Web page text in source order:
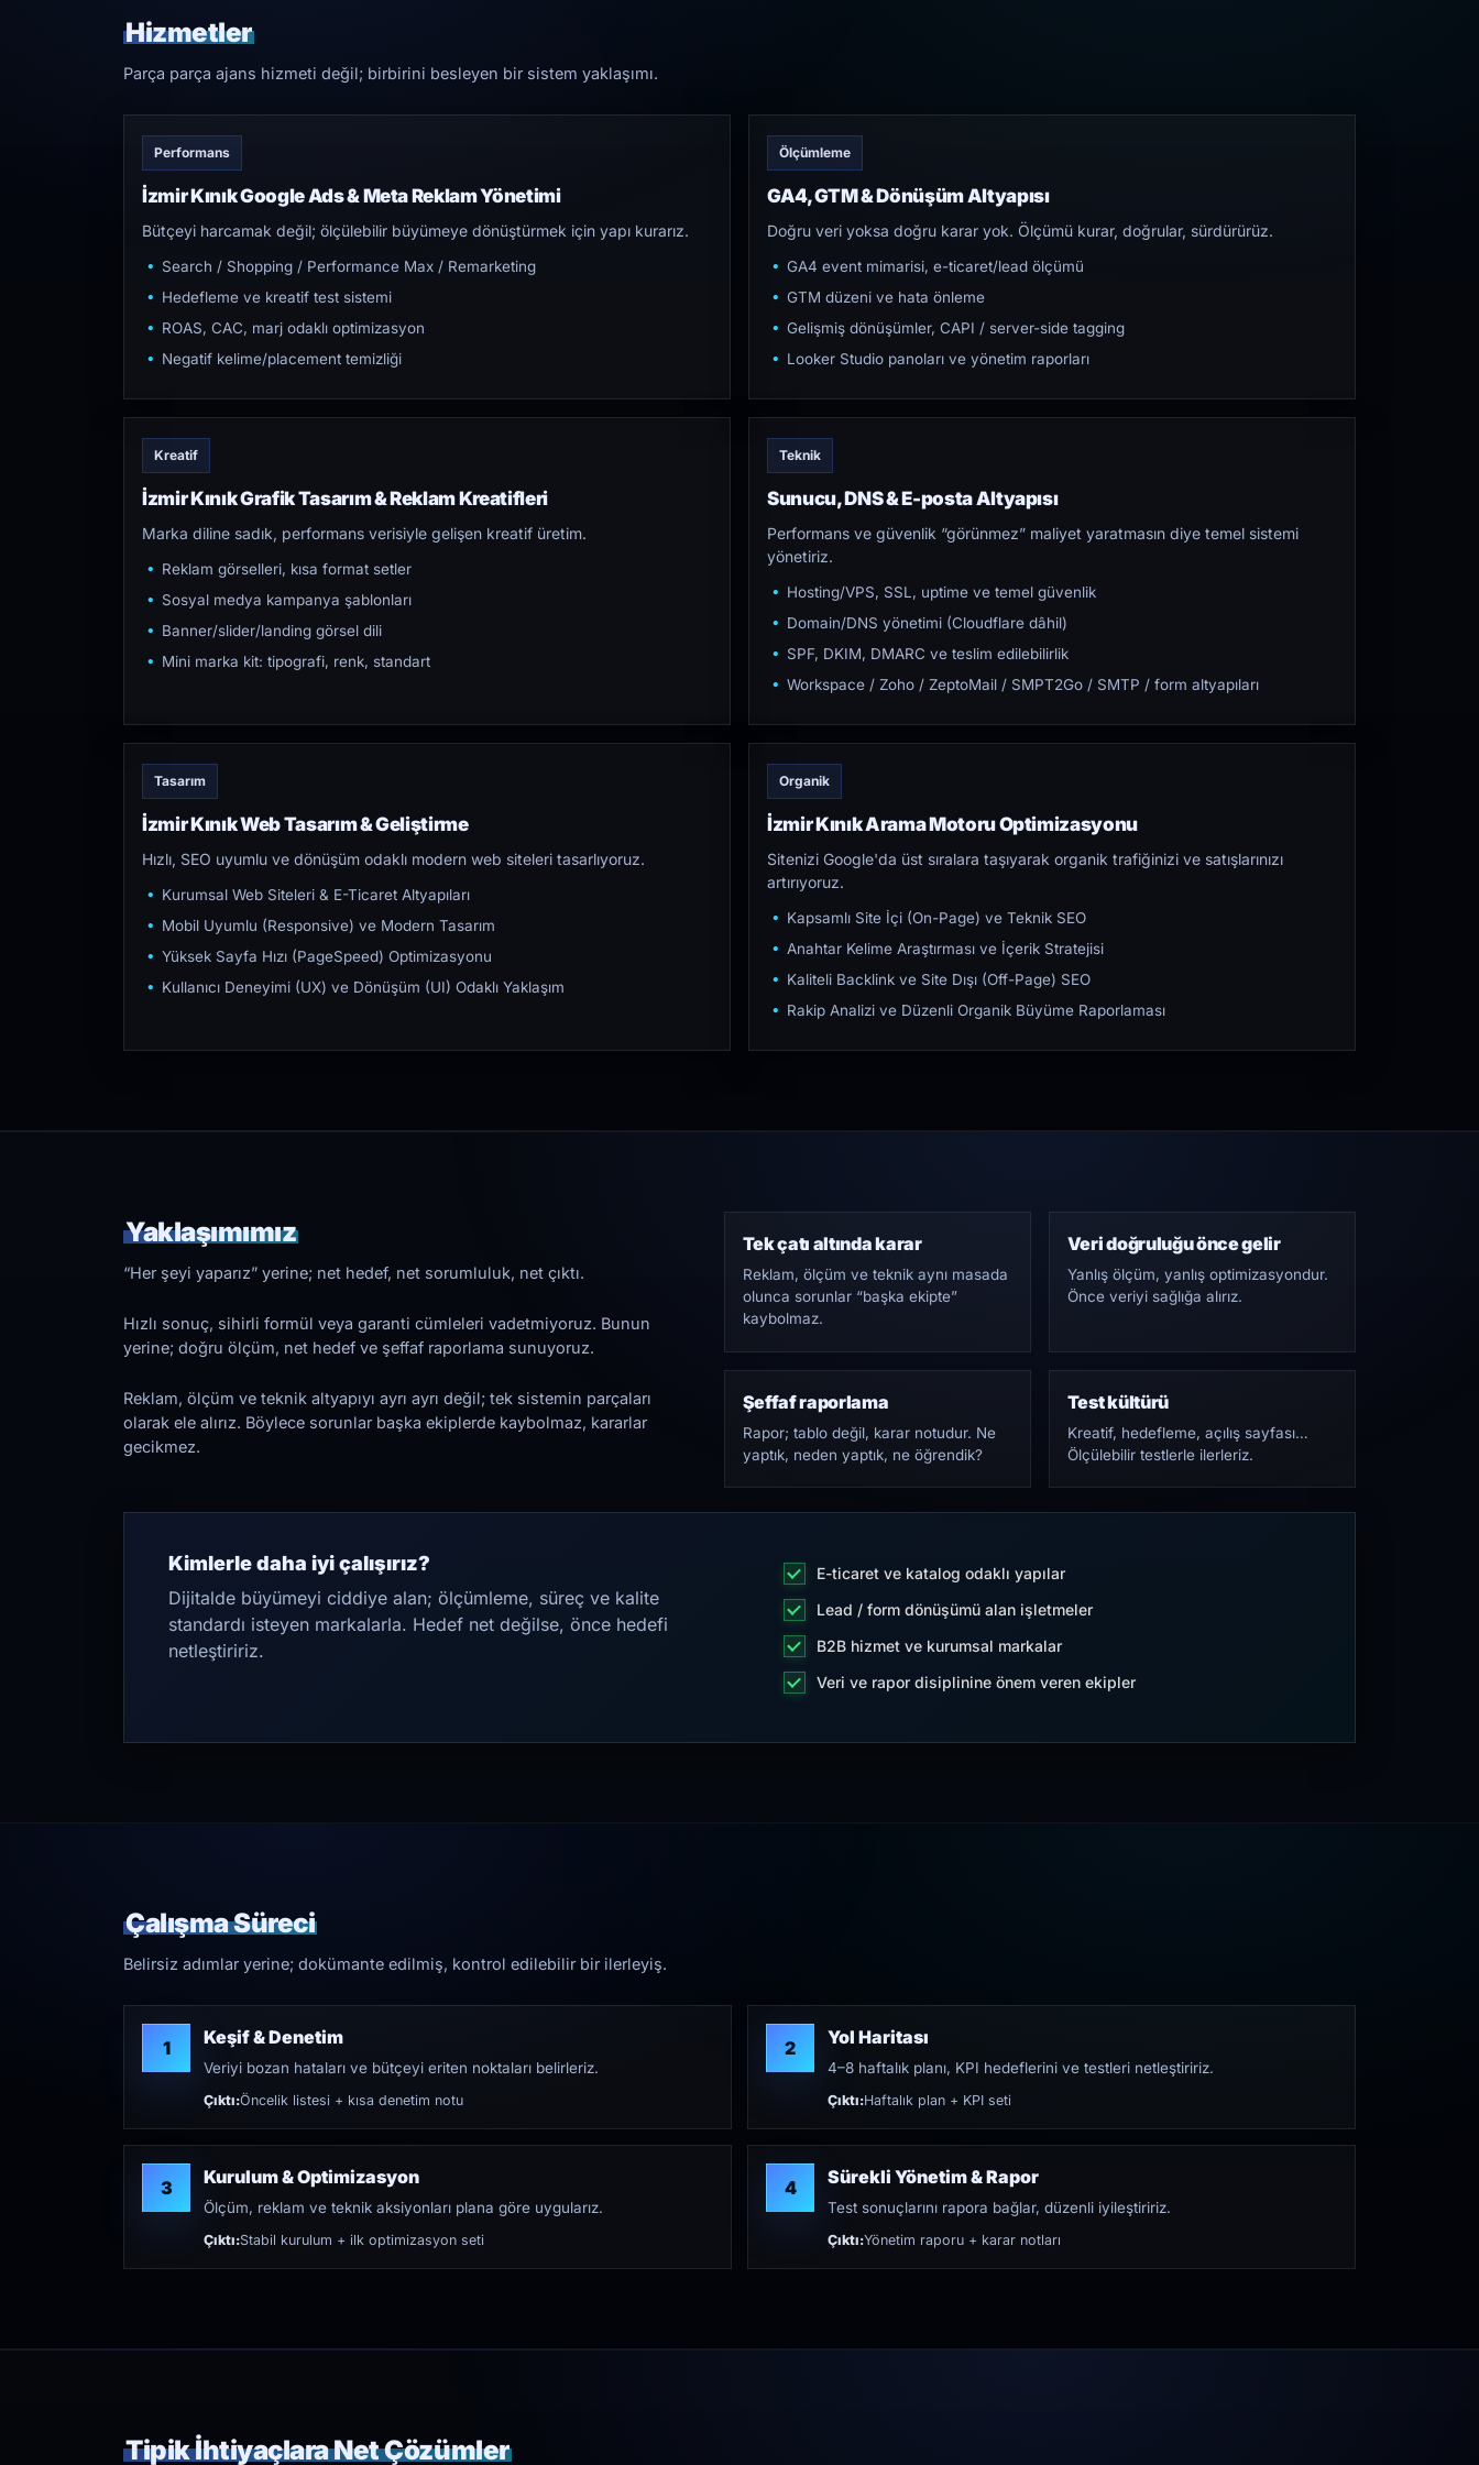
Hizmetler
Parça parça ajans hizmeti değil; birbirini besleyen bir sistem yaklaşımı.
Performans
İzmir Kınık Google Ads & Meta Reklam Yönetimi
Bütçeyi harcamak değil; ölçülebilir büyümeye dönüştürmek için yapı kurarız.
Search / Shopping / Performance Max / Remarketing
Hedefleme ve kreatif test sistemi
ROAS, CAC, marj odaklı optimizasyon
Negatif kelime/placement temizliği
Ölçümleme
GA4, GTM & Dönüşüm Altyapısı
Doğru veri yoksa doğru karar yok. Ölçümü kurar, doğrular, sürdürürüz.
GA4 event mimarisi, e-ticaret/lead ölçümü
GTM düzeni ve hata önleme
Gelişmiş dönüşümler, CAPI / server-side tagging
Looker Studio panoları ve yönetim raporları
Kreatif
İzmir Kınık Grafik Tasarım & Reklam Kreatifleri
Marka diline sadık, performans verisiyle gelişen kreatif üretim.
Reklam görselleri, kısa format setler
Sosyal medya kampanya şablonları
Banner/slider/landing görsel dili
Mini marka kit: tipografi, renk, standart
Teknik
Sunucu, DNS & E-posta Altyapısı
Performans ve güvenlik “görünmez” maliyet yaratmasın diye temel sistemi
yönetiriz.
Hosting/VPS, SSL, uptime ve temel güvenlik
Domain/DNS yönetimi (Cloudflare dâhil)
SPF, DKIM, DMARC ve teslim edilebilirlik
Workspace / Zoho / ZeptoMail / SMPT2Go / SMTP / form altyapıları
Tasarım
İzmir Kınık Web Tasarım & Geliştirme
Hızlı, SEO uyumlu ve dönüşüm odaklı modern web siteleri tasarlıyoruz.
Kurumsal Web Siteleri & E-Ticaret Altyapıları
Mobil Uyumlu (Responsive) ve Modern Tasarım
Yüksek Sayfa Hızı (PageSpeed) Optimizasyonu
Kullanıcı Deneyimi (UX) ve Dönüşüm (UI) Odaklı Yaklaşım
Organik
İzmir Kınık Arama Motoru Optimizasyonu
Sitenizi Google'da üst sıralara taşıyarak organik trafiğinizi ve satışlarınızı
artırıyoruz.
Kapsamlı Site İçi (On-Page) ve Teknik SEO
Anahtar Kelime Araştırması ve İçerik Stratejisi
Kaliteli Backlink ve Site Dışı (Off-Page) SEO
Rakip Analizi ve Düzenli Organik Büyüme Raporlaması
Yaklaşımımız
“Her şeyi yaparız” yerine; net hedef, net sorumluluk, net çıktı.
Hızlı sonuç, sihirli formül veya garanti cümleleri vadetmiyoruz. Bunun
yerine; doğru ölçüm, net hedef ve şeffaf raporlama sunuyoruz.
Reklam, ölçüm ve teknik altyapıyı ayrı ayrı değil; tek sistemin parçaları
olarak ele alırız. Böylece sorunlar başka ekiplerde kaybolmaz, kararlar
gecikmez.
Tek çatı altında karar
Reklam, ölçüm ve teknik aynı masada
olunca sorunlar “başka ekipte”
kaybolmaz.
Veri doğruluğu önce gelir
Yanlış ölçüm, yanlış optimizasyondur.
Önce veriyi sağlığa alırız.
Şeffaf raporlama
Rapor; tablo değil, karar notudur. Ne
yaptık, neden yaptık, ne öğrendik?
Test kültürü
Kreatif, hedefleme, açılış sayfası…
Ölçülebilir testlerle ilerleriz.
Kimlerle daha iyi çalışırız?
Dijitalde büyümeyi ciddiye alan; ölçümleme, süreç ve kalite
standardı isteyen markalarla. Hedef net değilse, önce hedefi
netleştiririz.
E-ticaret ve katalog odaklı yapılar
Lead / form dönüşümü alan işletmeler
B2B hizmet ve kurumsal markalar
Veri ve rapor disiplinine önem veren ekipler
Çalışma Süreci
Belirsiz adımlar yerine; dokümante edilmiş, kontrol edilebilir bir ilerleyiş.
1 Keşif & Denetim
Veriyi bozan hataları ve bütçeyi eriten noktaları belirleriz.
Çıktı:Öncelik listesi + kısa denetim notu
2 Yol Haritası
4–8 haftalık planı, KPI hedeflerini ve testleri netleştiririz.
Çıktı:Haftalık plan + KPI seti
3 Kurulum & Optimizasyon
Ölçüm, reklam ve teknik aksiyonları plana göre uygularız.
Çıktı:Stabil kurulum + ilk optimizasyon seti
4 Sürekli Yönetim & Rapor
Test sonuçlarını rapora bağlar, düzenli iyileştiririz.
Çıktı:Yönetim raporu + karar notları
Tipik İhtiyaçlara Net Çözümler